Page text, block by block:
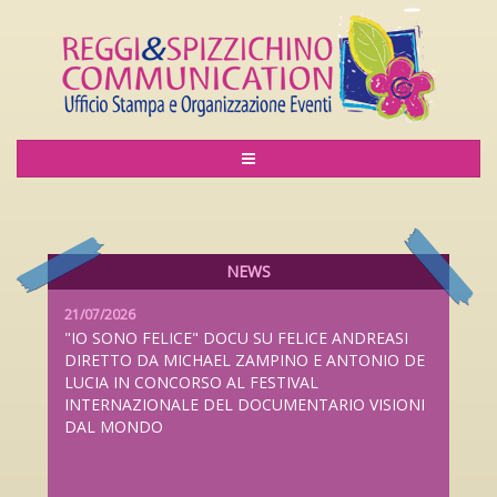
NEWS
06/08/2026
LILIANA CAVANI PREMIO ALLA CARRIERA AL
LUCCA FILM FESTIVAL 2026 DAL 26 SETTEMBRE
AL 4 OTTOBRE
21/07/2026
"IO SONO FELICE" DOCU SU FELICE ANDREASI
DIRETTO DA MICHAEL ZAMPINO E ANTONIO DE
LUCIA IN CONCORSO AL FESTIVAL
INTERNAZIONALE DEL DOCUMENTARIO VISIONI
DAL MONDO